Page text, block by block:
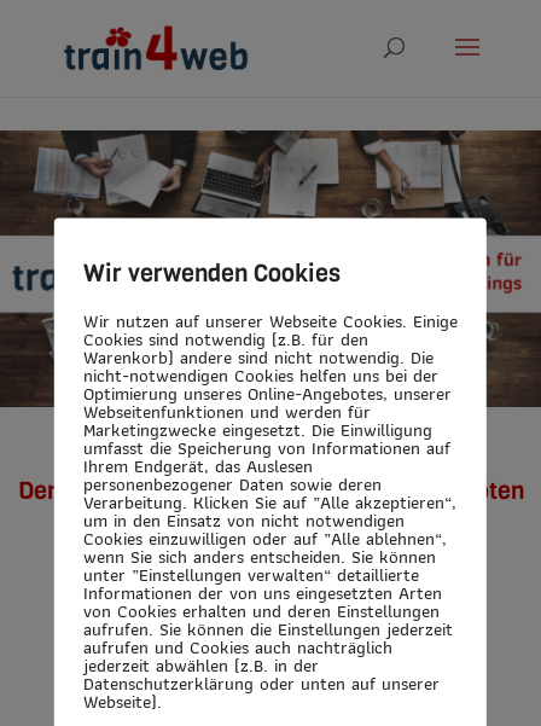
Den Herausforderungen mit neuen Angeboten
begegnen
Herausforderung:
Digitales Handwerkszeug
Wir verwenden Cookies
Wir nutzen auf unserer Webseite Cookies. Einige
Cookies sind notwendig (z.B. für den
Warenkorb) andere sind nicht notwendig. Die
nicht-notwendigen Cookies helfen uns bei der
Optimierung unseres Online-Angebotes, unserer
Webseitenfunktionen und werden für
Marketingzwecke eingesetzt. Die Einwilligung
umfasst die Speicherung von Informationen auf
Ihrem Endgerät, das Auslesen
personenbezogener Daten sowie deren
Verarbeitung. Klicken Sie auf „Alle akzeptieren“,
um in den Einsatz von nicht notwendigen
Cookies einzuwilligen oder auf „Alle ablehnen“,
wenn Sie sich anders entscheiden. Sie können
unter „Einstellungen verwalten“ detaillierte
Informationen der von uns eingesetzten Arten
von Cookies erhalten und deren Einstellungen
aufrufen. Sie können die Einstellungen jederzeit
aufrufen und Cookies auch nachträglich
jederzeit abwählen (z.B. in der
Datenschutzerklärung oder unten auf unserer
Webseite).